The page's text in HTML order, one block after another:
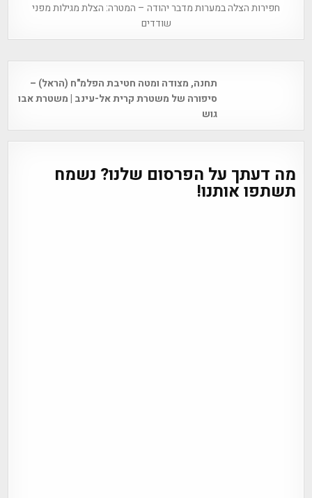
חפירות הצלה במערות מדבר יהודה – המטרה: הצלת מגילות מפני
שודדים
navigationתחנה, מצודה ומטה חטיבת הפלמ"ח (הראל) –
סיפורה של משטרת קרית אל-עינב | משטרת אבו
גוש
מה דעתך על הפרסום שלנו? נשמח
תשתפו אותנו!